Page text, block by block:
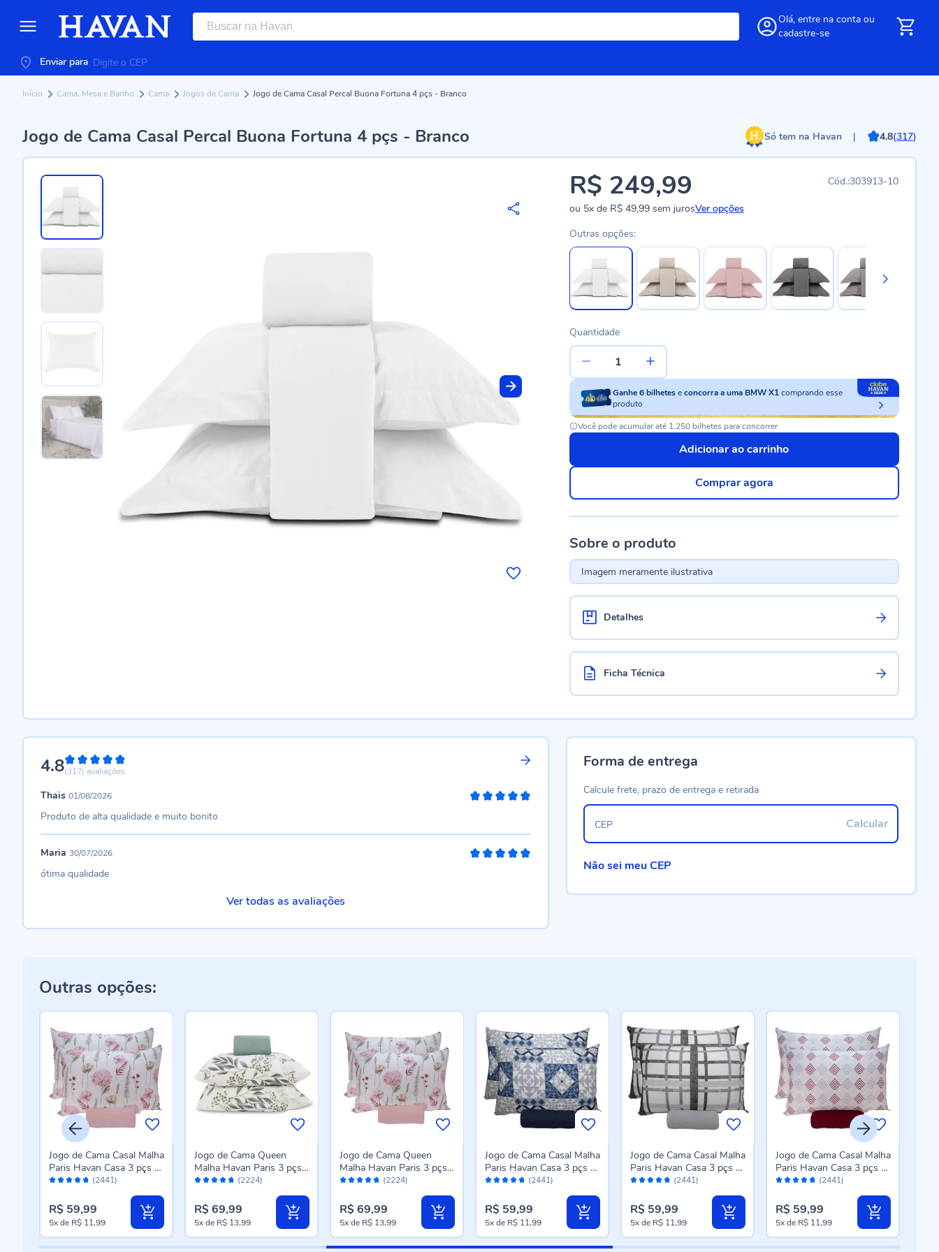
Olá, entre na conta ou
cadastre-se
Enviar para
Início Cama, Mesa e Banho Cama Jogos de Cama Jogo de Cama Casal Percal Buona Fortuna 4 pçs - Branco
Jogo de Cama Casal Percal Buona Fortuna 4 pçs - Branco Só tem na Havan | 4.8(317)
303913-10
R$ 249,99
ou 5xde R$ 49,99sem jurosVer opções
Outras opções:
Quantidade
Ganhe6 bilhetes econcorra a uma BMW X1comprando esse
produto
Você pode acumular até 1.250 bilhetes para concorrer
Adicionar ao carrinho
Comprar agora
Sobre o produto
Imagem meramente ilustrativa
Detalhes
Ficha Técnica
4.896%
(317) avaliações
Thais 01/08/2026
Produto de alta qualidade e muito bonito
Maria 30/07/2026
ótima qualidade
Ver todas as avaliações
Forma de entrega
Calcule frete, prazo de entrega e retirada
Calcular
CEP
Não sei meu CEP
Outras opções:
Avaliação: (2441)
Jogo de Cama Casal Malha
Paris Havan Casa 3 pçs -
Jardim Rosa Suave
R$ 59,99
5xde R$ 11,99
Avaliação: (2224)
Jogo de Cama Queen
Malha Havan Paris 3 pçs
Havan Casa - Madrid
R$ 69,99
5xde R$ 13,99
Avaliação: (2224)
Jogo de Cama Queen
Malha Havan Paris 3 pçs
Havan Casa - Jardim Rosa
R$ 69,99
5xde R$ 13,99
Avaliação: (2441)
Jogo de Cama Casal Malha
Paris Havan Casa 3 pçs -
Cali Azul Profundo
R$ 59,99
5xde R$ 11,99
Avaliação: (2441)
Jogo de Cama Casal Malha
Paris Havan Casa 3 pçs -
Trama Urbana Cinza
R$ 59,99
5xde R$ 11,99
Avaliação: (2441)
Jogo de Cama Casal Malha
Paris Havan Casa 3 pçs -
Setas Bloodstone
R$ 59,99
5xde R$ 11,99